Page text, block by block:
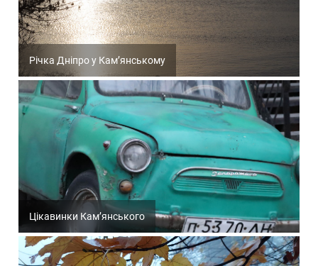
Річка Дніпро у Кам’янському
Цікавинки Кам’янського